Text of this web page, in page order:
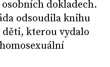
dokladech.
odsoudila knihu
kterou vydalo